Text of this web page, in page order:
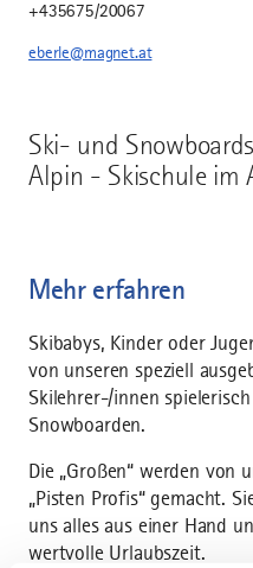
Ski- und
Alpin - Skischule im
Mehr erfahren
Skibabys, Kinder oder
von unseren speziell
Skilehrer-/innen
Snowboarden.
Die „Großen“ werden von
„Pisten Profis“ gemacht.
uns alles aus einer Hand
wertvolle Urlaubszeit.
+435675/20067
eberle@magnet.at